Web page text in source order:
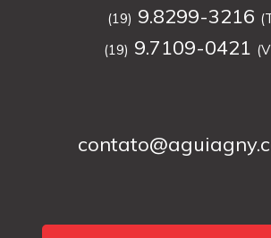
(19) 9.8299-3216
(19) 9.7109-0421